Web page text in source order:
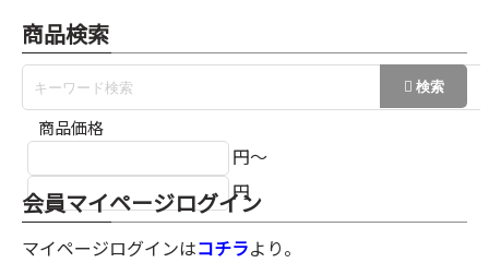
商品検索
商品価格
円～
円
会員マイページログイン
マイページログインはコチラより。